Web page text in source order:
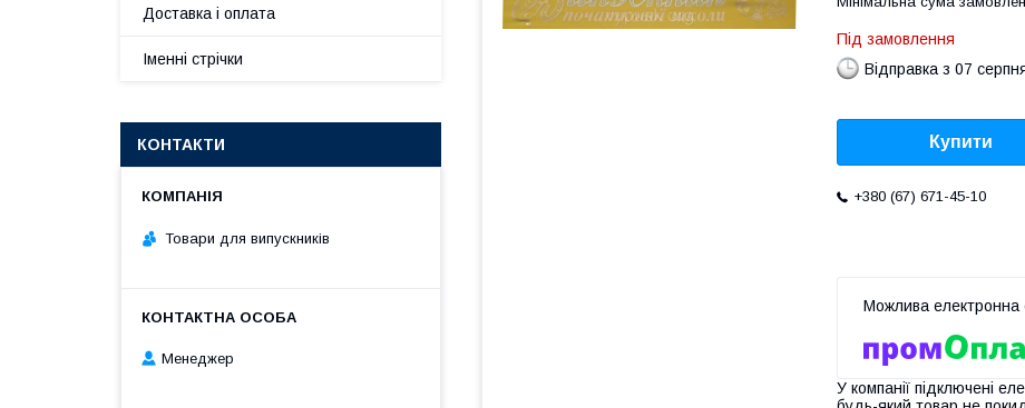
Під замовлення
Відправка з 07
Купити
+380 (67) 671-45-10
У компанії підключені
Доставка і оплата
Іменні стрічки
КОНТАКТИ
Товари для випускників
Менеджер